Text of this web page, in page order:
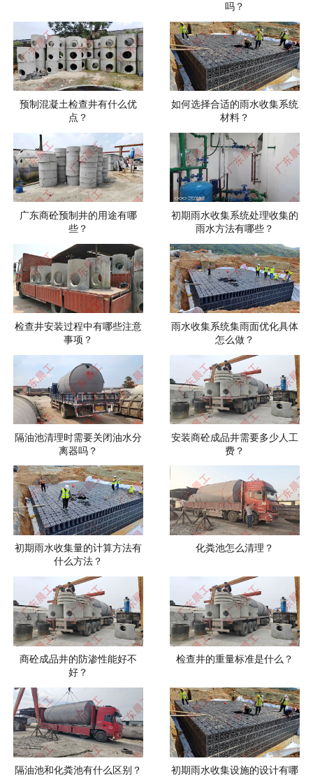
吗？
预制混凝土检查井有什么优
点？
如何选择合适的雨水收集系统
材料？
广东商砼预制井的用途有哪
些？
初期雨水收集系统处理收集的
雨水方法有哪些？
检查井安装过程中有哪些注意
事项？
雨水收集系统集雨面优化具体
怎么做？
隔油池清理时需要关闭油水分
离器吗？
安装商砼成品井需要多少人工
费？
初期雨水收集量的计算方法有
什么方法？
化粪池怎么清理？
商砼成品井的防渗性能好不
好？
检查井的重量标准是什么？
隔油池和化粪池有什么区别？
初期雨水收集设施的设计有哪